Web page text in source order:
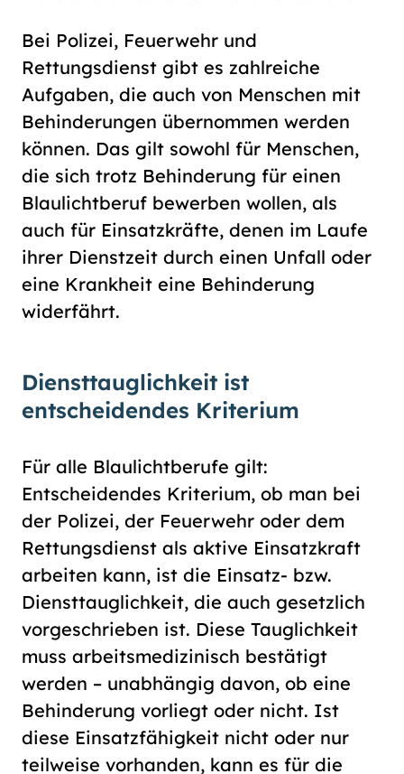
Bei Polizei, Feuerwehr und
Rettungsdienst gibt es zahlreiche
Aufgaben, die auch von Menschen mit
Behinderungen übernommen werden
können. Das gilt sowohl für Menschen,
die sich trotz Behinderung für einen
Blaulichtberuf bewerben wollen, als
auch für Einsatzkräfte, denen im Laufe
ihrer Dienstzeit durch einen Unfall oder
eine Krankheit eine Behinderung
widerfährt.
Diensttauglichkeit ist
entscheidendes Kriterium
Für alle Blaulichtberufe gilt:
Entscheidendes Kriterium, ob man bei
der Polizei, der Feuerwehr oder dem
Rettungsdienst als aktive Einsatzkraft
arbeiten kann, ist die Einsatz- bzw.
Diensttauglichkeit, die auch gesetzlich
vorgeschrieben ist. Diese Tauglichkeit
muss arbeitsmedizinisch bestätigt
werden – unabhängig davon, ob eine
Behinderung vorliegt oder nicht. Ist
diese Einsatzfähigkeit nicht oder nur
teilweise vorhanden, kann es für die